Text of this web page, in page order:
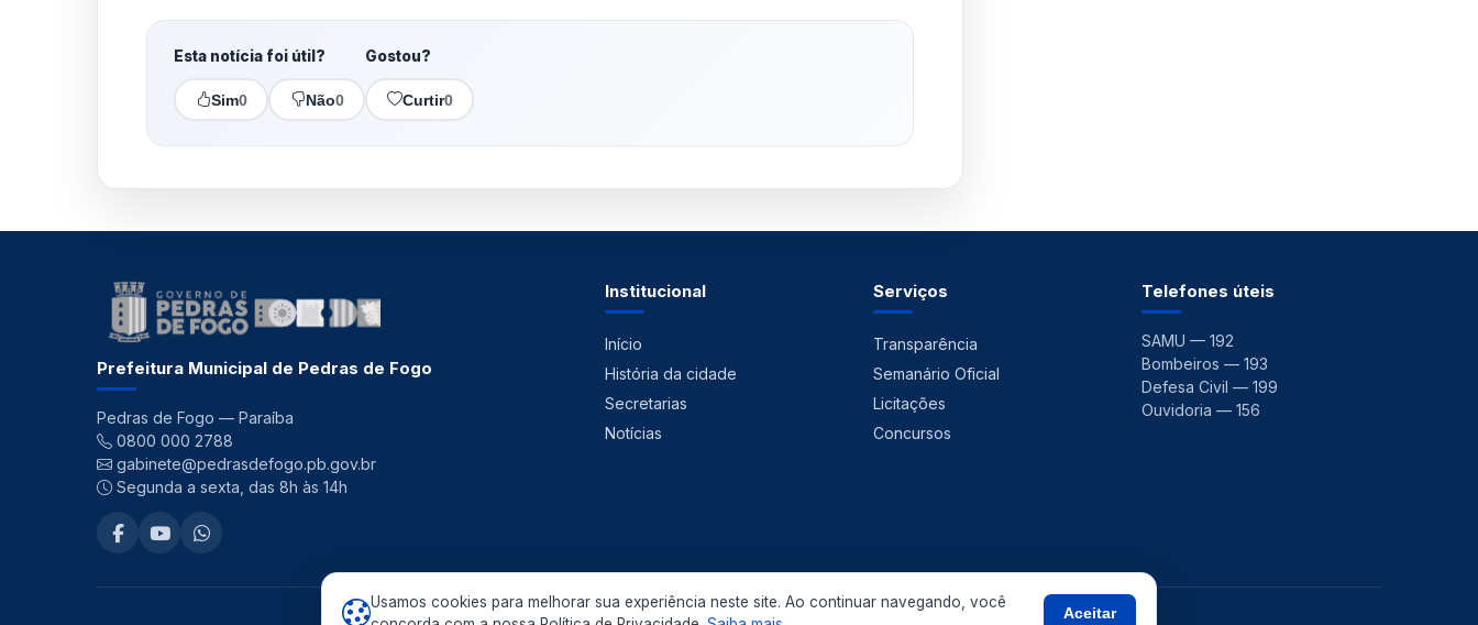
Esta notícia foi útil?
Sim0 Não0
Gostou?
Curtir0
Prefeitura Municipal de Pedras de Fogo
Pedras de Fogo — Paraíba
0800 000 2788
gabinete@pedrasdefogo.pb.gov.br
Segunda a sexta, das 8h às 14h
Institucional
Início
História da cidade
Secretarias
Notícias
Serviços
Transparência
Semanário Oficial
Licitações
Concursos
Telefones úteis
SAMU — 192
Bombeiros — 193
Defesa Civil — 199
Ouvidoria — 156
© 2026 Prefeitura Municipal de Pedras de Fogo. Todos os direitos reservados. ·
Usamos cookies para melhorar sua experiência neste site. Ao continuar navegando, você
Aceitar